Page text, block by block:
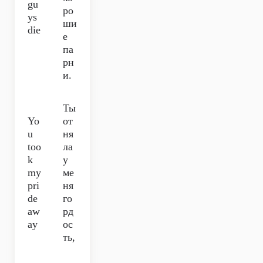
gu
ys
die
ро
ши
е
па
рн
и.
Yo
u
too
k
my
pri
de
aw
ay
Ты
от
ня
ла
у
ме
ня
го
рд
ос
ть,